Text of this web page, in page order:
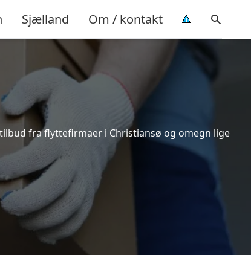
Sjælland Om / kontakt
fra flyttefirmaer i Christiansø og omegn lige